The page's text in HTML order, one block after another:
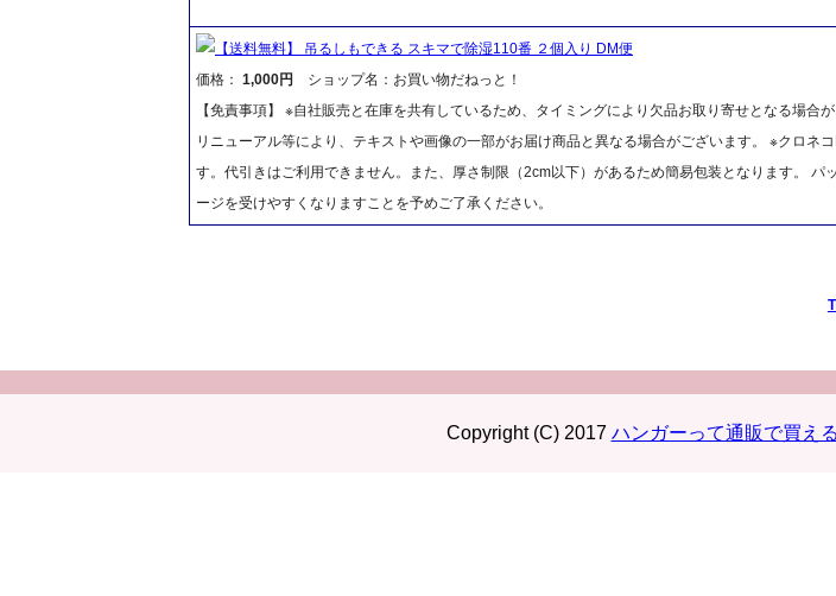
【送料無料】 吊るしもできる スキマで除湿110番 ２個入り DM便
価格： 1,000円
ショップ名：お買い物だねっと！
【免責事項】 ※自社販売と在庫を共有しているため、タイミングにより欠品お取り寄せとなる場合
リニューアル等により、テキストや画像の一部がお届け商品と異なる場合がございます。 ※クロネ
す。代引きはご利用できません。また、厚さ制限（2cm以下）があるため簡易包装となります。 パ
ージを受けやすくなりますことを予めご了承ください。
Copyright (C) 2017 ハンガーって通販で買え